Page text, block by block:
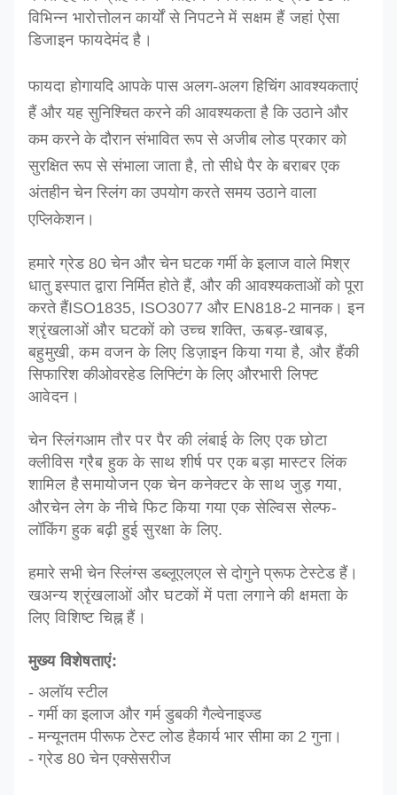
विभिन्न भारोत्तोलन कार्यों से निपटने में सक्षम हैं जहां ऐसा
डिजाइन फायदेमंद है।
फायदा होगायदि आपके पास अलग-अलग हिचिंग आवश्यकताएं
हैं और यह सुनिश्चित करने की आवश्यकता है कि उठाने और
कम करने के दौरान संभावित रूप से अजीब लोड प्रकार को
सुरक्षित रूप से संभाला जाता है, तो सीधे पैर के बराबर एक
अंतहीन चेन स्लिंग का उपयोग करते समय उठाने वाला
एप्लिकेशन।
हमारे ग्रेड 80 चेन और चेन घटक गर्मी के इलाज वाले मिश्र
धातु इस्पात द्वारा निर्मित होते हैं, और की आवश्यकताओं को पूरा
करते हैंISO1835, ISO3077 और EN818-2 मानक। इन
श्रृंखलाओं और घटकों को उच्च शक्ति, ऊबड़-खाबड़,
बहुमुखी, कम वजन के लिए डिज़ाइन किया गया है, और हैंकी
सिफारिश कीओवरहेड लिफ्टिंग के लिए औरभारी लिफ्ट
आवेदन।
चेन स्लिंगआम तौर पर पैर की लंबाई के लिए एक छोटा
क्लीविस ग्रैब हुक के साथ शीर्ष पर एक बड़ा मास्टर लिंक
शामिल हैसमायोजन एक चेन कनेक्टर के साथ जुड़ गया,
औरचेन लेग के नीचे फिट किया गया एक सेल्विस सेल्फ-
लॉकिंग हुकबढ़ी हुई सुरक्षा के लिए.
हमारे सभी चेन स्लिंग्स डब्लूएलएल से दोगुने प्रूफ टेस्टेड हैं।
खअन्य श्रृंखलाओं और घटकों में पता लगाने की क्षमता के
लिए विशिष्ट चिह्न हैं।
मुख्य विशेषताएं:
- अलॉय स्टील
- गर्मी का इलाज और गर्म डुबकी गैल्वेनाइज्ड
- मन्यूनतम पीरूफ टेस्ट लोड हैकार्य भार सीमा का 2 गुना।
- ग्रेड 80 चेन एक्सेसरीज